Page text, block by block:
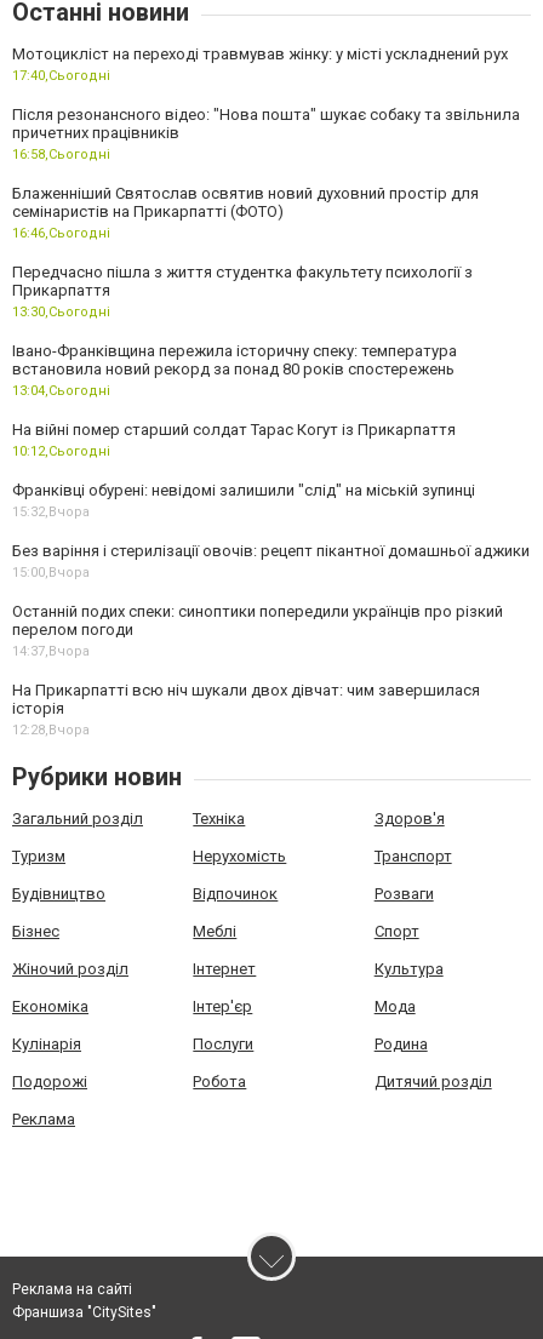
Останні новини
Мотоцикліст на переході травмував жінку: у місті ускладнений рух
17:40,Сьогодні
Після резонансного відео: "Нова пошта" шукає собаку та звільнила
причетних працівників
16:58,Сьогодні
Блаженніший Святослав освятив новий духовний простір для
семінаристів на Прикарпатті (ФОТО)
16:46,Сьогодні
Передчасно пішла з життя студентка факультету психології з
Прикарпаття
13:30,Сьогодні
Івано-Франківщина пережила історичну спеку: температура
встановила новий рекорд за понад 80 років спостережень
13:04,Сьогодні
На війні помер старший солдат Тарас Когут із Прикарпаття
10:12,Сьогодні
Франківці обурені: невідомі залишили "слід" на міській зупинці
15:32, Вчора
Без варіння і стерилізації овочів: рецепт пікантної домашньої аджики
15:00, Вчора
Останній подих спеки: синоптики попередили українців про різкий
перелом погоди
14:37, Вчора
На Прикарпатті всю ніч шукали двох дівчат: чим завершилася
історія
12:28, Вчора
Рубрики новин
Загальний розділ Техніка Здоров'я
Туризм Нерухомість Транспорт
Будівництво Відпочинок Розваги
Бізнес Меблі Спорт
Жіночий розділ Інтернет Культура
Економіка Інтер'єр Мода
Кулінарія Послуги Родина
Подорожі Робота Дитячий розділ
Реклама
Реклама на сайті
Франшиза "CitySites"